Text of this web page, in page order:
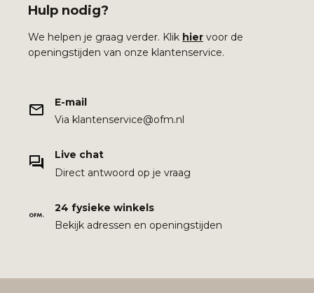
Hulp nodig?
We helpen je graag verder. Klik hier voor de
openingstijden van onze klantenservice.
E-mail
Via klantenservice@ofm.nl
Live chat
Direct antwoord op je vraag
24 fysieke winkels
Bekijk adressen en openingstijden